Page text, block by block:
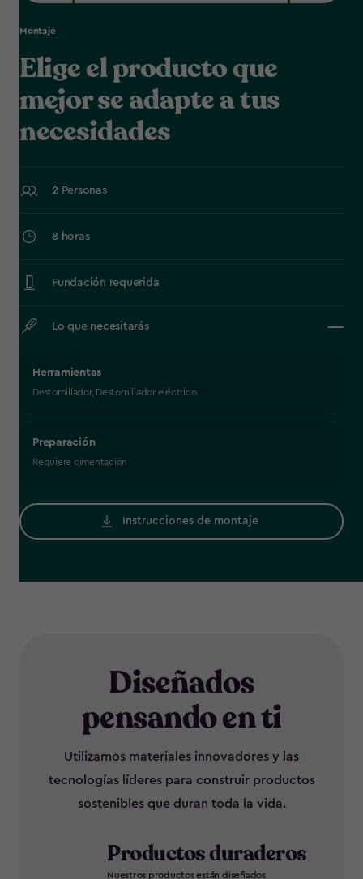
Montaje
Elige el producto que
mejor se adapte a tus
necesidades
2 Personas
8 horas
Fundación requerida
Lo que necesitarás
Herramientas
Destornillador, Destornillador eléctrico
Preparación
Requiere cimentación
Instrucciones de montaje
Diseñados
pensando en ti
Utilizamos materiales innovadores y las
tecnologías líderes para construir productos
sostenibles que duran toda la vida.
Productos duraderos
Nuestros productos están diseñados